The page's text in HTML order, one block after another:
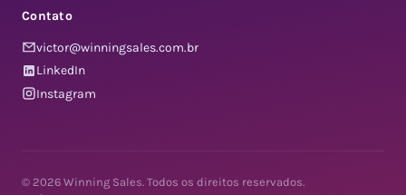
Contato
victor@winningsales.com.br
LinkedIn
Instagram
© 2026 Winning Sales. Todos os direitos reservados.